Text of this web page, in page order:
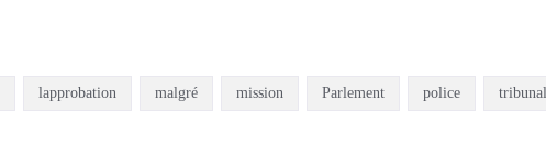
lapprobation malgré mission Parlement police tribunal